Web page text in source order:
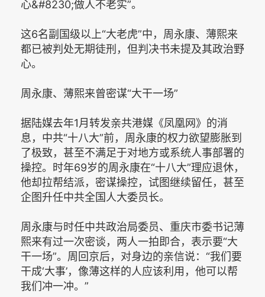
心&#8230;做人不老实”。
这6名副国级以上“大老虎”中，周永康、薄熙来
都已被判处无期徒刑，但判决书未提及其政治野
心。
周永康、薄熙来曾密谋“大干一场”
据陆媒去年1月转发亲共港媒《凤凰网》的消
息，中共“十八大”前，周永康的权力欲望膨胀到
了极致，甚至不满足于对地方或系统人事部署的
操控。时年69岁的周永康在“十八大”理应退休，
他却拉帮结派，密谋操控，试图继续留任，甚至
企图升任中共全国人大委员长。
周永康与时任中共政治局委员、重庆市委书记薄
熙来有过一次密谈，两人一拍即合，表示要“大
干一场”。周回京后，对身边的亲信说：“我们要
干成‘大事’，像薄这样的人应该利用，他可以帮
我们冲一冲。”